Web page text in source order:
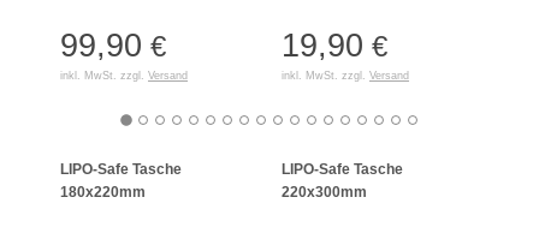
99,90 €
inkl. MwSt. zzgl. Versand
19,90 €
inkl. MwSt. zzgl. Versand
LIPO-Safe Tasche
180x220mm
LIPO-Safe Tasche
220x300mm